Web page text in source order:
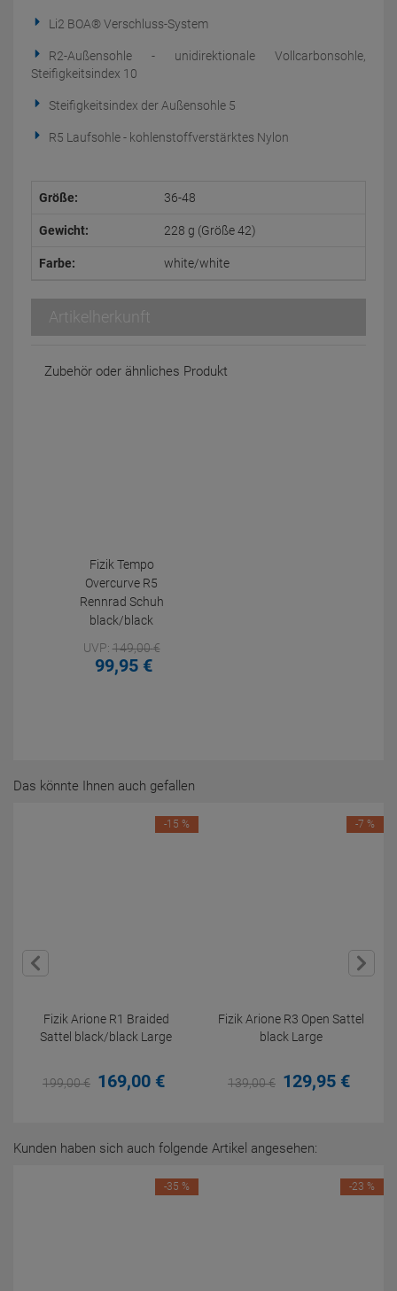
Li2 BOA® Verschluss-System
R2-Außensohle - unidirektionale Vollcarbonsohle,
Steifigkeitsindex 10
Steifigkeitsindex der Außensohle 5
R5 Laufsohle - kohlenstoffverstärktes Nylon
Größe: 36-48
Gewicht: 228 g (Größe 42)
Farbe: white/white
Artikelherkunft
Zubehör oder ähnliches Produkt
Fizik Tempo
Overcurve R5
Rennrad Schuh
black/black
UVP:149,00€
99,95 €
Das könnte Ihnen auch gefallen
Fizik Arione R1 Braided
Sattel black/black Large
199,00€ 169,00 €
-15 %
Fizik Arione R3 Open Sattel
black Large
139,00€ 129,95 €
-7 %
Kunden haben sich auch folgende Artikel angesehen:
-35 % -23 %